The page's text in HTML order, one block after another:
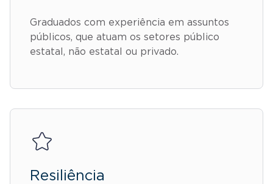
Graduados com experiência em assuntos
públicos, que atuam os setores público
estatal, não estatal ou privado.
Resiliência